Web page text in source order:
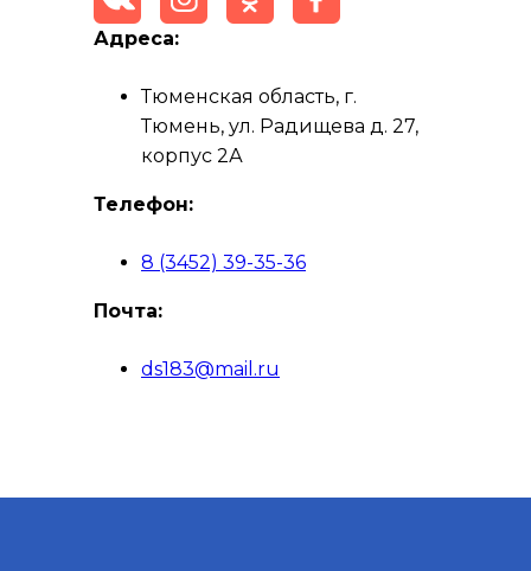
Адреса:
Тюменская область, г.
Тюмень, ул. Радищева д. 27,
корпус 2А
Телефон:
8 (3452) 39-35-36
Почта:
ds183@mail.ru